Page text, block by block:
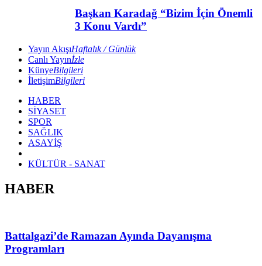
Başkan Karadağ “Bizim İçin Önemli
3 Konu Vardı”
Yayın AkışıHaftalık / Günlük
Canlı Yayınİzle
KünyeBilgileri
İletişimBilgileri
HABER
SİYASET
SPOR
SAĞLIK
ASAYİŞ
KÜLTÜR - SANAT
HABER
Battalgazi’de Ramazan Ayında Dayanışma
Programları